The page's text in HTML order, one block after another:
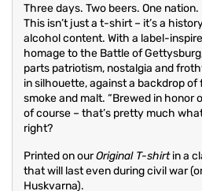
Three days. Two beers. One nation.
This isn’t just a t-shirt – it’s a
alcohol content. With a label-
homage to the Battle of
parts patriotism, nostalgia and
in silhouette, against a backdrop of
smoke and malt. “Brewed in honor
of course – that’s pretty much
right?
Printed on ourOriginal T-shirtin a
that will last even during civil war
Huskvarna).